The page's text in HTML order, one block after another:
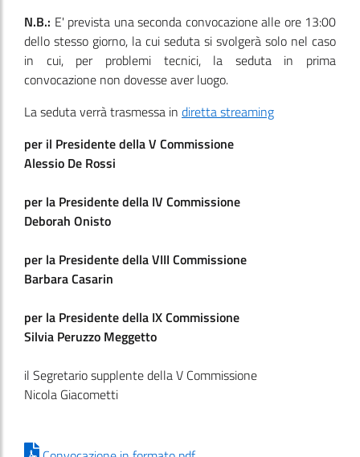
N.B.: E' prevista una seconda convocazione alle ore 13:00
dello stesso giorno, la cui seduta si svolgerà solo nel caso
in cui, per problemi tecnici, la seduta in prima
convocazione non dovesse aver luogo.
La seduta verrà trasmessa in diretta streaming
per il Presidente della V Commissione
Alessio De Rossi
per la Presidente della IV Commissione
Deborah Onisto
per la Presidente della VIII Commissione
Barbara Casarin
per la Presidente della IX Commissione
Silvia Peruzzo Meggetto
il Segretario supplente della V Commissione
Nicola Giacometti